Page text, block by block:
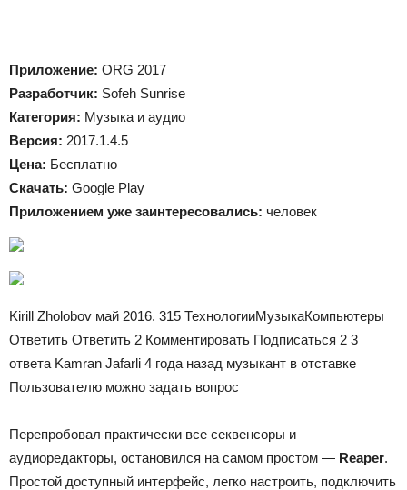
Приложение: ORG 2017
Разработчик: Sofeh Sunrise
Категория: Музыка и аудио
Версия: 2017.1.4.5
Цена: Бесплатно
Скачать: Google Play
Приложением уже заинтересовались: человек
Kirill Zholobov май 2016. 315 ТехнологииМузыкаКомпьютеры
Ответить Ответить 2 Комментировать Подписаться 2 3
ответа Kamran Jafarli 4 года назад музыкант в отставке
Пользователю можно задать вопрос
Перепробовал практически все секвенсоры и
аудиоредакторы, остановился на самом простом — Reaper.
Простой доступный интерфейс, легко настроить, подключить